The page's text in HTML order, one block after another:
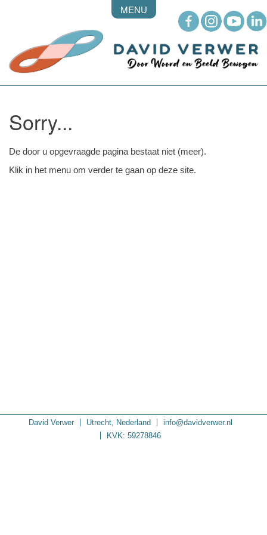
MENU
Sorry...
De door u opgevraagde pagina bestaat niet (meer).
Klik in het menu om verder te gaan op deze site.
David Verwer Utrecht, Nederland
info@davidverwer.nl
KVK: 59278846